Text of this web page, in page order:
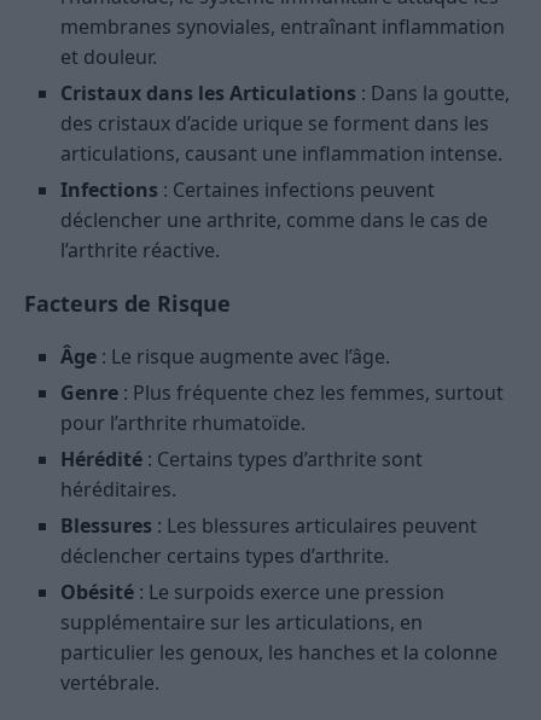
membranes synoviales, entraînant inflammation
et douleur.
Cristaux dans les Articulations : Dans la goutte,
des cristaux d’acide urique se forment dans les
articulations, causant une inflammation intense.
Infections : Certaines infections peuvent
déclencher une arthrite, comme dans le cas de
l’arthrite réactive.
Facteurs de Risque
Âge : Le risque augmente avec l’âge.
Genre : Plus fréquente chez les femmes, surtout
pour l’arthrite rhumatoïde.
Hérédité : Certains types d’arthrite sont
héréditaires.
Blessures : Les blessures articulaires peuvent
déclencher certains types d’arthrite.
Obésité : Le surpoids exerce une pression
supplémentaire sur les articulations, en
particulier les genoux, les hanches et la colonne
vertébrale.